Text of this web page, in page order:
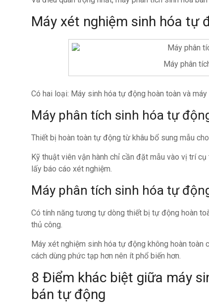
Máy xét nghiệm sinh hóa tự
Máy phân
Có hai loại: Máy sinh hóa tự động hoàn toàn và
Máy phân tích sinh hóa tự
Thiết bị hoàn toàn tự động từ khâu bổ sung mẫu
Kỹ thuật viên vận hành chỉ cần đặt mẫu vào vị trí
lấy báo cáo xét nghiệm.
Máy phân tích sinh hóa tự
Có tính năng tương tự dòng thiết bị tự động hoàn
thủ công.
Máy xét nghiệm sinh hóa tự động không hoàn
cách dùng phức tạp hơn nên ít phổ biến hơn.
8 Điểm khác biệt giữa máy
bán tự động